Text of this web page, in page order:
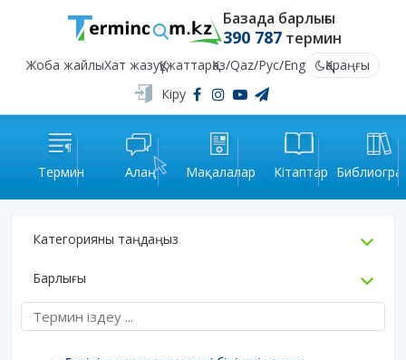
Базада барлығы
390 787термин
Жоба жайлыХат жазуҚұжаттарҚаз/Qaz/Рус/Eng
Қараңғы
Кіру
Термин Алаң Мақалалар Кітаптар
Категорияны таңдаңыз
Барлығы